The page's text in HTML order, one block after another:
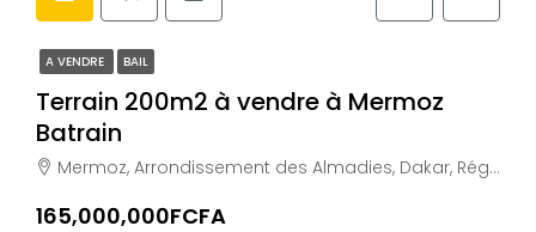
A VENDRE BAIL
Terrain 200m2 à vendre à Mermoz
Batrain
Mermoz, Arrondissement des Almadies, Dakar, Région de Dakar, 22352, Sénégal
165,000,000FCFA